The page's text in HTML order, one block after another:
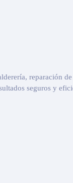
reparación
seguros y